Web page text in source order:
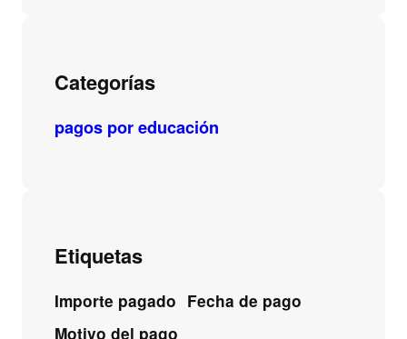
Categorías
pagos por educación
Etiquetas
Importe pagado Fecha de pago
Motivo del pago